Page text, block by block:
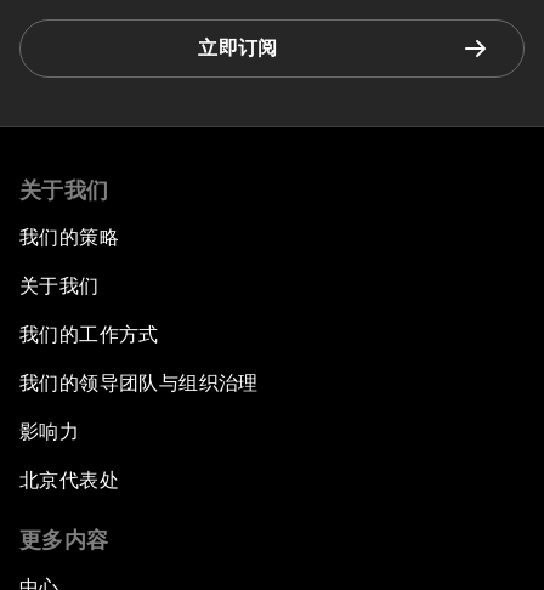
立即订阅
关于我们
我们的策略
关于我们
我们的工作方式
我们的领导团队与组织治理
影响力
北京代表处
更多内容